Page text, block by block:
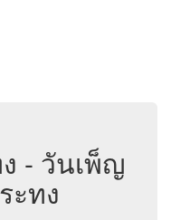
- วันเพ็ญ
ะทง